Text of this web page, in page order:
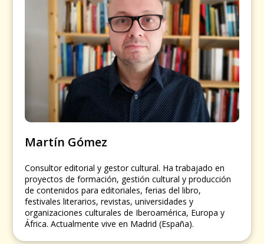
Martín Gómez
Consultor editorial y gestor cultural. Ha trabajado en
proyectos de formación, gestión cultural y producción
de contenidos para editoriales, ferias del libro,
festivales literarios, revistas, universidades y
organizaciones culturales de Iberoamérica, Europa y
África. Actualmente vive en Madrid (España).